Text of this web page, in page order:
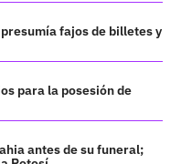
fajos de billetes y
para la posesión de
antes de su funeral;